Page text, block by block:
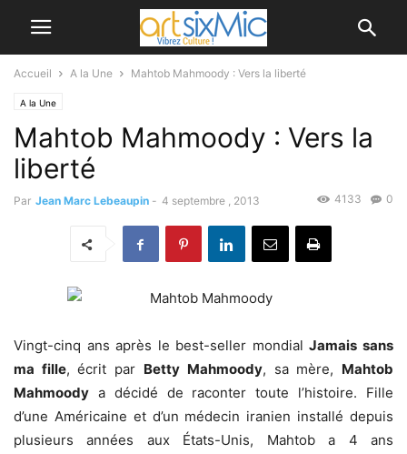
Accueil A la Une Mahtob Mahmoody : Vers la liberté
A la Une
Mahtob Mahmoody : Vers la
liberté
Par Jean Marc Lebeaupin - 4 septembre , 2013 0
4133
Vingt-cinq ans après le best-seller mondialJamais sans
ma fille, écrit par Betty Mahmoody, sa mère, Mahtob
Mahmoody a décidé de raconter toute l’histoire. Fille
d’une Américaine et d’un médecin iranien installé depuis
plusieurs années aux États-Unis, Mahtob a 4 ans